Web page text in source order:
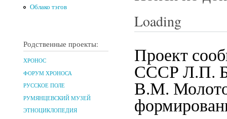
Облако тэгов
Родственные проекты:
ХРОНОС
ФОРУМ ХРОНОСА
РУССКОЕ ПОЛЕ
РУМЯНЦЕВСКИЙ МУЗЕЙ
ЭТНОЦИКЛОПЕДИЯ
Loading
Проект
СССР Л.П.
В.М.